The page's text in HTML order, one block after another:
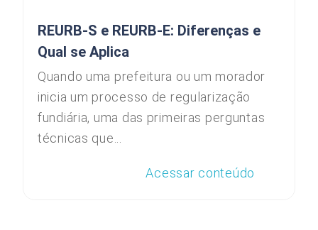
REURB-S e REURB-E: Diferenças e
Qual se Aplica
Quando uma prefeitura ou um morador
inicia um processo de regularização
fundiária, uma das primeiras perguntas
técnicas que...
Acessar conteúdo